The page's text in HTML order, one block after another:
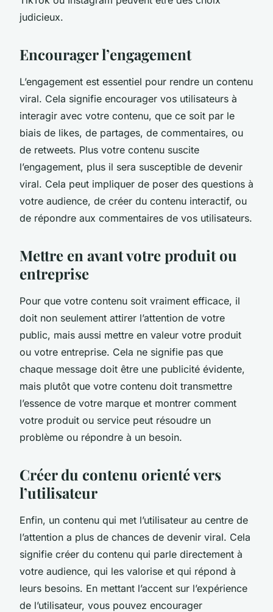
judicieux.
Encourager l’engagement
L’engagement est essentiel pour rendre un contenu
viral. Cela signifie encourager vos utilisateurs à
interagir avec votre contenu, que ce soit par le
biais de likes, de partages, de commentaires, ou
de retweets. Plus votre contenu suscite
l’engagement, plus il sera susceptible de devenir
viral. Cela peut impliquer de poser des questions à
votre audience, de créer du contenu interactif, ou
de répondre aux commentaires de vos utilisateurs.
Mettre en avant votre produit ou
entreprise
Pour que votre contenu soit vraiment efficace, il
doit non seulement attirer l’attention de votre
public, mais aussi mettre en valeur votre produit
ou votre entreprise. Cela ne signifie pas que
chaque message doit être une publicité évidente,
mais plutôt que votre contenu doit transmettre
l’essence de votre marque et montrer comment
votre produit ou service peut résoudre un
problème ou répondre à un besoin.
Créer du contenu orienté vers
l’utilisateur
Enfin, un contenu qui met l’utilisateur au centre de
l’attention a plus de chances de devenir viral. Cela
signifie créer du contenu qui parle directement à
votre audience, qui les valorise et qui répond à
leurs besoins. En mettant l’accent sur l’expérience
de l’utilisateur, vous pouvez encourager